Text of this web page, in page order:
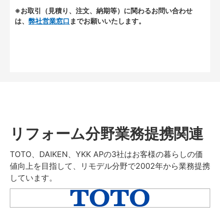
※お取引（見積り、注文、納期等）に関わるお問い合わせ
は、 弊社営業窓口 までお願いいたします。
リフォーム分野業務提携関連
TOTO、DAIKEN、YKK APの3社はお客様の暮らしの価
値向上を目指して、リモデル分野で2002年から業務提携
しています。